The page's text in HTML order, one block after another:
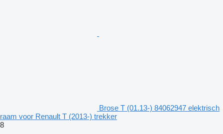
Brose T (01.13-) 84062947 elektrisch
raam voor Renault T (2013-) trekker
8